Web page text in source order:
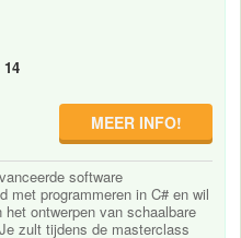
14
MEER INFO!
software
met programmeren in C# en wil
ontwerpen van schaalbare
zult tijdens de masterclass